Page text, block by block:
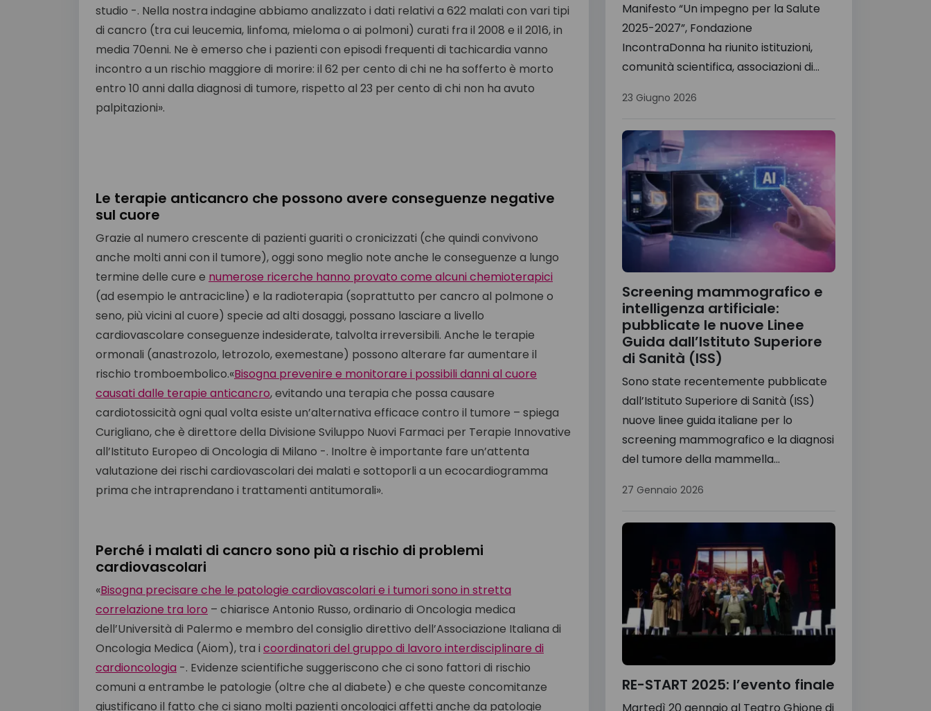
studio -. Nella nostra indagine abbiamo analizzato i dati relativi a 622 malati con vari tipi
di cancro (tra cui leucemia, linfoma, mieloma o ai polmoni) curati fra il 2008 e il 2016, in
media 70enni. Ne è emerso che i pazienti con episodi frequenti di tachicardia vanno
incontro a un rischio maggiore di morire: il 62 per cento di chi ne ha sofferto è morto
entro 10 anni dalla diagnosi di tumore, rispetto al 23 per cento di chi non ha avuto
palpitazioni».
Le terapie anticancro che possono avere conseguenze negative
sul cuore
Grazie al numero crescente di pazienti guariti o cronicizzati (che quindi convivono
anche molti anni con il tumore), oggi sono meglio note anche le conseguenze a lungo
termine delle cure e numerose ricerche hanno provato come alcuni chemioterapici
(ad esempio le antracicline) e la radioterapia (soprattutto per cancro al polmone o
seno, più vicini al cuore) specie ad alti dosaggi, possano lasciare a livello
cardiovascolare conseguenze indesiderate, talvolta irreversibili. Anche le terapie
ormonali (anastrozolo, letrozolo, exemestane) possono alterare far aumentare il
rischio tromboembolico.«Bisogna prevenire e monitorare i possibili danni al cuore
causati dalle terapie anticancro, evitando una terapia che possa causare
cardiotossicità ogni qual volta esiste un’alternativa efficace contro il tumore – spiega
Curigliano, che è direttore della Divisione Sviluppo Nuovi Farmaci per Terapie Innovative
all’Istituto Europeo di Oncologia di Milano -. Inoltre è importante fare un’attenta
valutazione dei rischi cardiovascolari dei malati e sottoporli a un ecocardiogramma
prima che intraprendano i trattamenti antitumorali».
Perché i malati di cancro sono più a rischio di problemi
cardiovascolari
«Bisogna precisare che le patologie cardiovascolari e i tumori sono in stretta
correlazione tra loro – chiarisce Antonio Russo, ordinario di Oncologia medica
dell’Università di Palermo e membro del consiglio direttivo dell’Associazione Italiana di
Oncologia Medica (Aiom), tra i coordinatori del gruppo di lavoro interdisciplinare di
cardioncologia -. Evidenze scientifiche suggeriscono che ci sono fattori di rischio
comuni a entrambe le patologie (oltre che al diabete) e che queste concomitanze
giustificano il fatto che ci siano molti pazienti oncologici affetti anche da patologie
Manifesto “Un impegno per la Salute
2025-2027”, Fondazione
IncontraDonna ha riunito istituzioni,
comunità scientifica, associazioni di...
23 Giugno 2026
Screening mammografico e
intelligenza artificiale:
pubblicate le nuove Linee
Guida dall’Istituto Superiore
di Sanità (ISS)
Sono state recentemente pubblicate
dall’Istituto Superiore di Sanità (ISS)
nuove linee guida italiane per lo
screening mammografico e la diagnosi
del tumore della mammella...
27 Gennaio 2026
RE-START 2025: l’evento finale
Martedì 20 gennaio al Teatro Ghione di